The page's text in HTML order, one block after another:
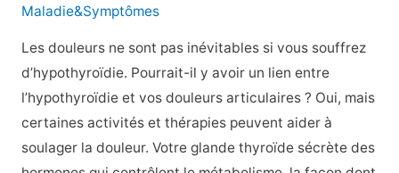
vous
aider
à
arrêter
fumer
Maladie&Symptômes
Les douleurs ne sont pas inévitables si vous souffrez
d’hypothyroïdie. Pourrait-il y avoir un lien entre
l’hypothyroïdie et vos douleurs articulaires ? Oui, mais
certaines activités et thérapies peuvent aider à
soulager la douleur. Votre glande thyroïde sécrète des